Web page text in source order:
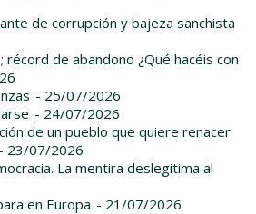
de corrupción y bajeza sanchista
de abandono ¿Qué hacéis con
- 25/07/2026
- 24/07/2026
de un pueblo que quiere renacer
- 23/07/2026
La mentira deslegitima al
en Europa - 21/07/2026